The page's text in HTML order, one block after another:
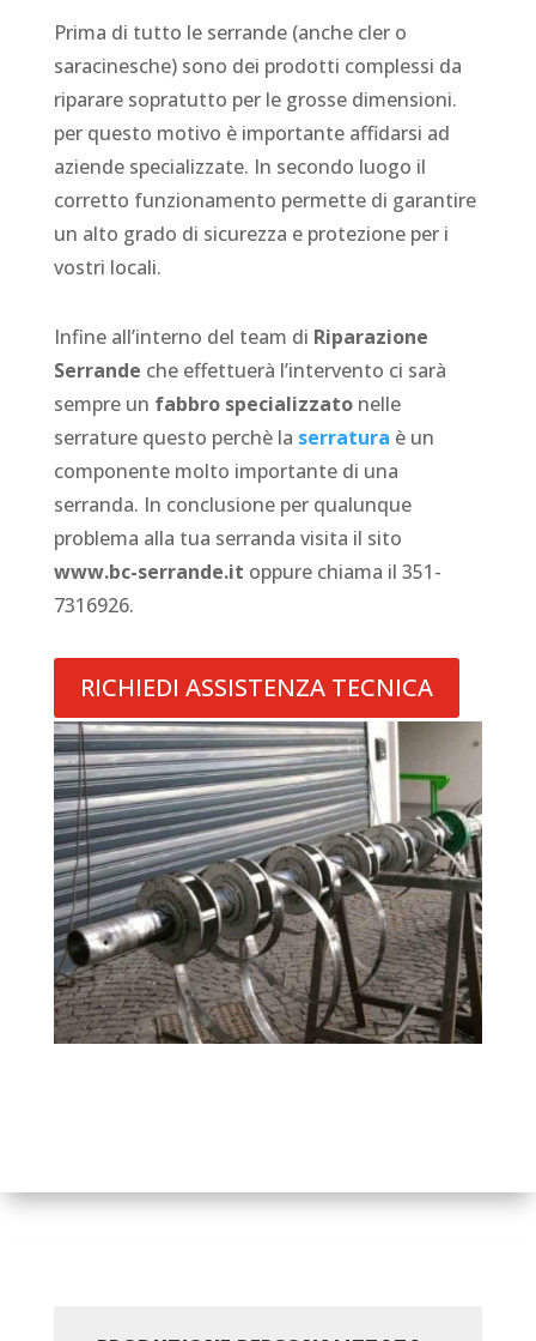
Prima di tutto le serrande (anche cler o
saracinesche) sono dei prodotti complessi da
riparare sopratutto per le grosse dimensioni.
per questo motivo è importante affidarsi ad
aziende specializzate. In secondo luogo il
corretto funzionamento permette di garantire
un alto grado di sicurezza e protezione per i
vostri locali.
Infine all’interno del team di Riparazione
Serrande che effettuerà l’intervento ci sarà
sempre un fabbro specializzatonelle
serrature questo perchè la serratura è un
componente molto importante di una
serranda. In conclusione per qualunque
problema alla tua serranda visita il sito
www.bc-serrande.it oppure chiama il 351-
7316926.
RICHIEDI ASSISTENZA TECNICA